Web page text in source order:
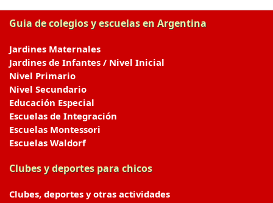
Guia de colegios y escuelas en Argentina
Jardines Maternales
Jardines de Infantes / Nivel Inicial
Nivel Primario
Nivel Secundario
Educación Especial
Escuelas de Integración
Escuelas Montessori
Escuelas Waldorf
Clubes y deportes para chicos
Clubes, deportes y otras actividades